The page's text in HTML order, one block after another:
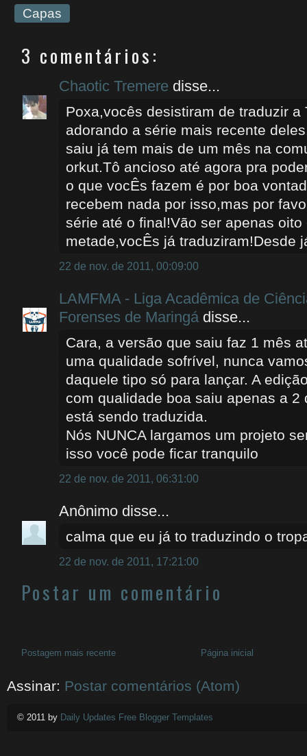
Capas
3 comentários:
Chaotic Tremere disse...
Poxa,vocês desistiram de traduzir a
adorando a série mais recente
saiu já tem mais de um mês na
orkut.Tô ancioso até agora pra
o que vocÊs fazem é por boa
recebem nada por isso,mas por
série até o final!Vão ser apenas oito
metade,vocÊs já traduziram!Desde
22 de nov. de 2011, 00:09:00
LAMFMA - Liga Acadêmica de
Forenses de Maringá disse...
Cara, a versão que saiu faz 1 mês
uma qualidade sofrível, nunca
daquele tipo só para lançar. A
com qualidade boa saiu apenas a 2
está sendo traduzida.
Nós NUNCA largamos um projeto
isso você pode ficar tranquilo
22 de nov. de 2011, 06:31:00
Anônimo disse...
calma que eu já to traduzindo o
22 de nov. de 2011, 17:21:00
Postar um comentário
Postagem mais recente Página inicial
Assinar: Postar comentários (Atom)
© 2011 by Daily Updates Free Blogger Templates